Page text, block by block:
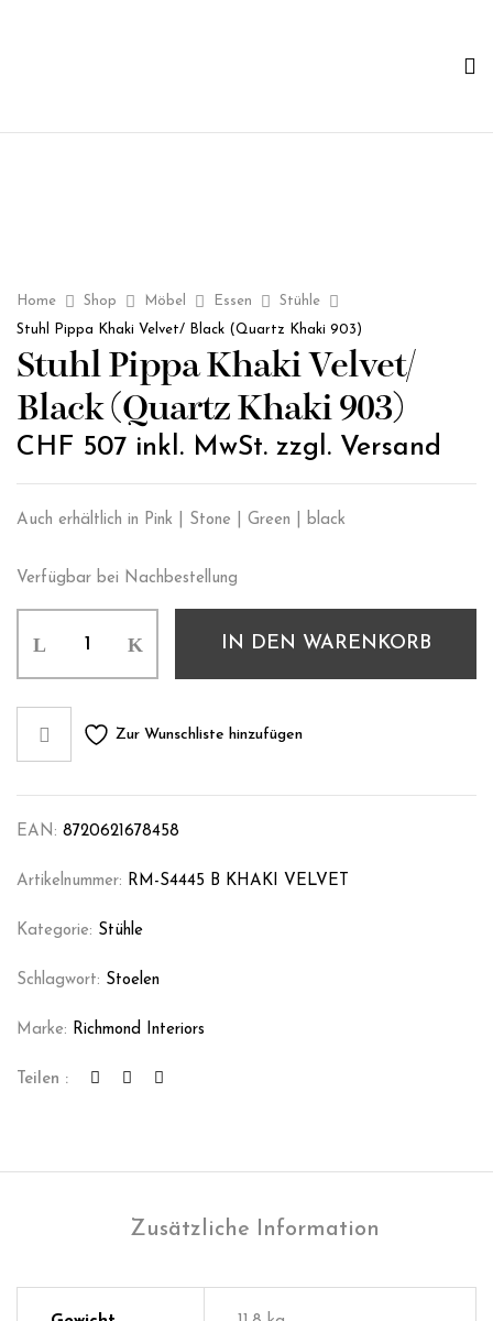
Home Shop Möbel Essen
Stühle
Stuhl Pippa Khaki Velvet/ Black (Quartz Khaki 903)
Stuhl Pippa Khaki Velvet/
Black (Quartz Khaki 903)
CHF 507 inkl. MwSt. zzgl. Versand
Auch erhältlich in Pink | Stone | Green | black
Verfügbar bei Nachbestellung
IN DEN WARENKORB
Zur Wunschliste hinzufügen
EAN: 8720621678458
Artikelnummer: RM-S4445 B KHAKI VELVET
Kategorie: Stühle
Schlagwort: Stoelen
Marke: Richmond Interiors
Teilen :
Zusätzliche Information